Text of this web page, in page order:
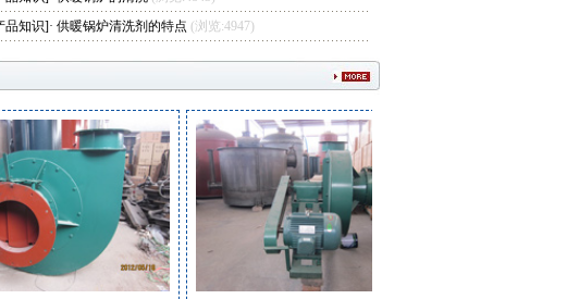
品知识]· 供暖锅炉清洗剂的特点 (浏览:4947)